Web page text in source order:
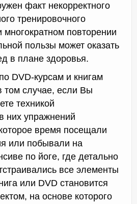
факт некорректного
тренировочного
многократном повторении
пользы может оказать
в плане здоровья.
DVD-курсам и книгам
том случае, если Вы
техникой
них упражнений
время посещали
или побывали на
по йоге, где детально
все элементы
или DVD становится
на основе которого